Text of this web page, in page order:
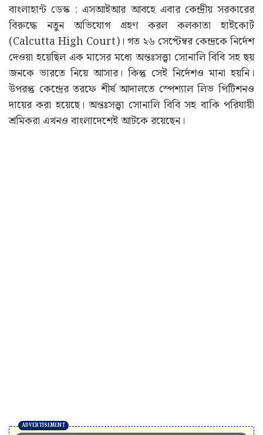
বাংলাহান্ট ডেস্ক : এসআইআর আবহে এবার কেন্দ্রীয় সরকারের
বিরুদ্ধে নতুন অভিযোগ গ্রহণ করল কলকাতা হাইকোর্ট
(Calcutta High Court)। গত ২৬ সেপ্টেম্বর কেন্দ্রকে নির্দেশ
দেওয়া হয়েছিল এক মাসের মধ্যে অন্তঃসত্ত্বা সোনালি বিবি সহ ছয়
জনকে ভারতে নিয়ে আসার। কিন্তু সেই নির্দেশও মানা হয়নি।
উপরন্তু কেন্দ্রের তরফে শীর্ষ আদালতে স্পেশ্যাল লিভ পিটিশনও
দায়ের করা হয়েছে। অন্তঃসত্ত্বা সোনালি বিবি সহ বাকি পরিযায়ী
শ্রমিকরা এখনও বাংলাদেশেই আটকে রয়েছেন।